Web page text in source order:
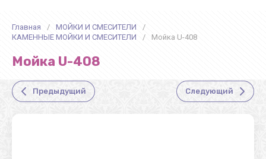
Главная / МОЙКИ И СМЕСИТЕЛИ
/
КАМЕННЫЕ МОЙКИ И СМЕСИТЕЛИ
/ Мойка U-408
Мойка U-408
Предыдущий Следующий